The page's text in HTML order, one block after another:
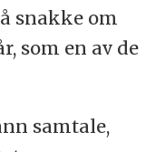
snakke om
som en av de
samtale,